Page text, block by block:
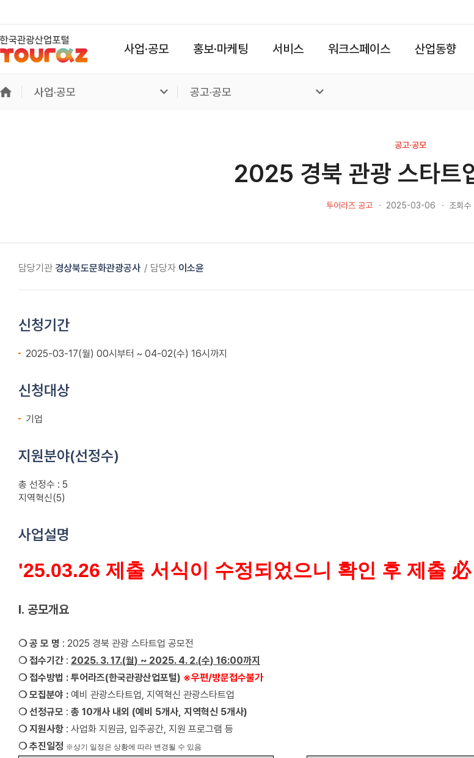
사업·공모 홍보·마케팅 서비스 워크스페이스 산업동향
사업·공모 공고·공모
공고·공모
2025 경북 관광 스타트
투어라즈 공고 2025-03-06 조회
담당기관 경상북도문화관광공사 담당자 이소윤
신청기간
2025-03-17(월) 00시부터 ~ 04-02(수) 16시까지
신청대상
기업
지원분야(선정수)
총 선정수 : 5
지역혁신(5)
사업설명
'25.03.26 제출 서식이 수정되었으니 확인 후 제출 必
Ⅰ. 공모개요
❍공 모 명 : 2025 경북 관광 스타트업 공모전
❍접수기간 : 2025. 3. 17.(월) ~ 2025. 4. 2.(수) 16:00까지
❍접수방법 : 투어라즈(한국관광산업포털) ※우편/방문접수불가
❍모집분야 : 예비 관광스타트업, 지역혁신 관광스타트업
❍선정규모 : 총 10개사 내외 (예비 5개사, 지역혁신 5개사)
❍지원사항 : 사업화 지원금, 입주공간, 지원 프로그램 등
❍추진일정 ※상기 일정은 상황에 따라 변경될 수 있음